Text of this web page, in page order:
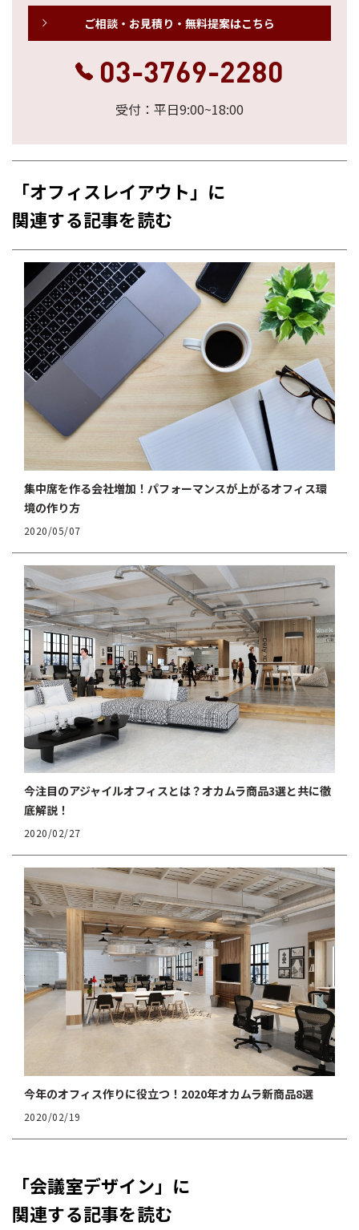
ご相談・お見積り・無料提案はこちら
03-3769-2280
受付：平日9:00~18:00
「オフィスレイアウト」に
関連する記事を読む
集中席を作る会社増加！パフォーマンスが上がるオフィス環
境の作り方
2020/05/07
今注目のアジャイルオフィスとは？オカムラ商品3選と共に徹
底解説！
2020/02/27
今年のオフィス作りに役立つ！2020年オカムラ新商品8選
2020/02/19
「会議室デザイン」に
関連する記事を読む